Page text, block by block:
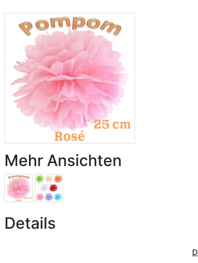
Mehr Ansichten
Details